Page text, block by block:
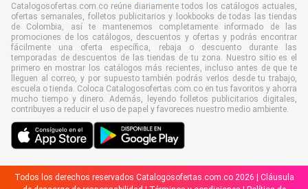
Catalogosofertas.com.co reúne diariamente todos los catálogos actuales,
ofertas semanales, folletos publicitarios y lookbooks de todas las tiendas
de Colombia, así te mantenemos completamente informado de las
promociones de los catálogos, descuentos y ofertas y podrás encontrar
fácilmente una oferta específica, rebaja o descuento durante las
temporadas de descuentos de las tiendas de tu zona. Nuestro sitio es el
primero en mostrar los catálogos más recientes, incluso antes de que te
lleguen al correo, y por supuesto también podrás verlos desde tu trabajo,
escuela o tienda. Coloca Catalogosofertas.com.co en tus favoritos y ahorra
mucho tiempo y dinero. Además, leyendo folletos publicitarios digitales,
contribuyes a reducir el uso de papel y favoreces nuestro medio ambiente.
Todos los derechos reservados Catalogosofertas.com.co 2026 | Cláusula